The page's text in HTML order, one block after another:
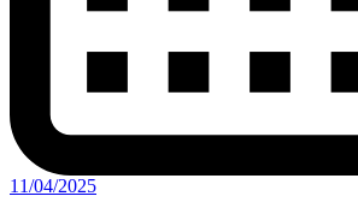
11/04/2025